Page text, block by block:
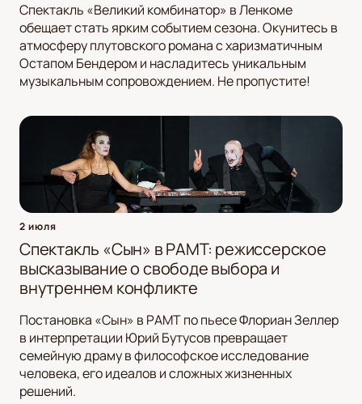
Спектакль «Великий комбинатор» в Ленкоме
обещает стать ярким событием сезона. Окунитесь в
атмосферу плутовского романа с харизматичным
Остапом Бендером и насладитесь уникальным
музыкальным сопровождением. Не пропустите!
2 июля
Спектакль «Сын» в РАМТ: режиссерское
высказывание о свободе выбора и
внутреннем конфликте
Постановка «Сын» в РАМТ по пьесе Флориан Зеллер
в интерпретации Юрий Бутусов превращает
семейную драму в философское исследование
человека, его идеалов и сложных жизненных
решений.